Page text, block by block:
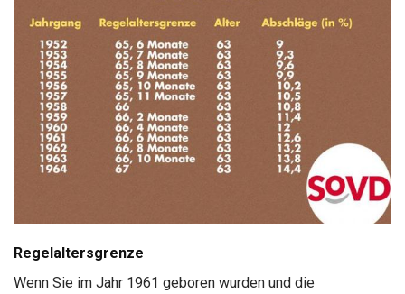
Regelaltersgrenze
Wenn Sie im Jahr 1961 geboren wurden und die